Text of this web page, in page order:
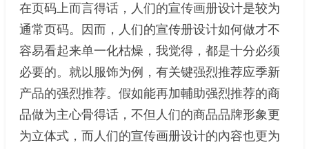
在页码上而言得话，人们的宣传画册设计是较为
通常页码。因而，人们的宣传册设计如何做才不
容易看起来单一化枯燥，我觉得，都是十分必须
必要的。就以服饰为例，有关键强烈推荐应季新
产品的强烈推荐。假如能再加輔助强烈推荐的商
品做为主心骨得话，不但人们的商品品牌形象更
为立体式，而人们的宣传画册设计的內容也更为